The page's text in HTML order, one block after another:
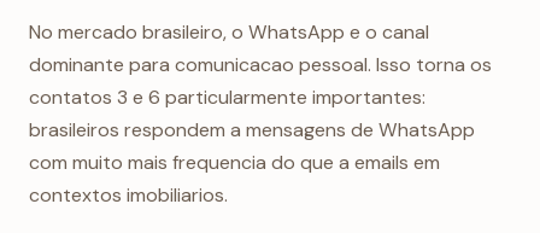
No mercado brasileiro, o WhatsApp e o canal
dominante para comunicacao pessoal. Isso torna os
contatos 3 e 6 particularmente importantes:
brasileiros respondem a mensagens de WhatsApp
com muito mais frequencia do que a emails em
contextos imobiliarios.